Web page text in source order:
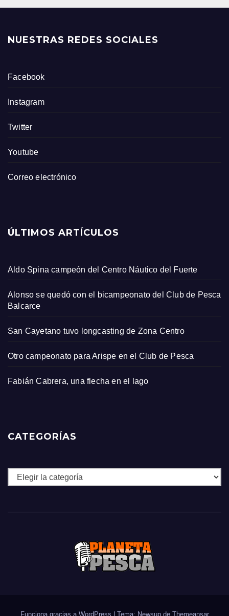
NUESTRAS REDES SOCIALES
Facebook
Instagram
Twitter
Youtube
Correo electrónico
ÚLTIMOS ARTÍCULOS
Aldo Spina campeón del Centro Náutico del Fuerte
Alonso se quedó con el bicampeonato del Club de Pesca
Balcarce
San Cayetano tuvo longcasting de Zona Centro
Otro campeonato para Arispe en el Club de Pesca
Fabián Cabrera, una flecha en el lago
CATEGORÍAS
Categorías
Funciona gracias a WordPress Tema: Newsup de Themeansar